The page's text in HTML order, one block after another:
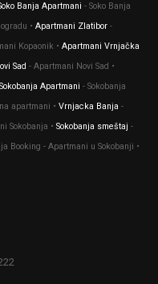
Banja Apartmani - Soko Banja
• Apartmani Zlatibor -
Kopaonik • Apartmani Vrnjačka
Sad - Apartmani Novi Sad •
Sokobanja Apartmani - Sokobanja
apartmani • Vrnjacka Banja -
Sokobanja • Sokobanja smeštaj -
Booking - Apartmani u Sokobanji •